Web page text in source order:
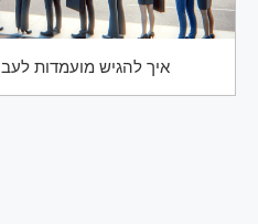
איך להגיש מועמדות